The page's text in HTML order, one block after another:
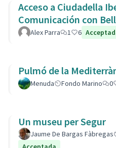
Acceso a Ciudadella
Comunicación con
Alex Parra 1 6
Pulmó de la
Menuda Fondo Marino 0
Un museu per Segur
Jaume De Bargas Fàbregas